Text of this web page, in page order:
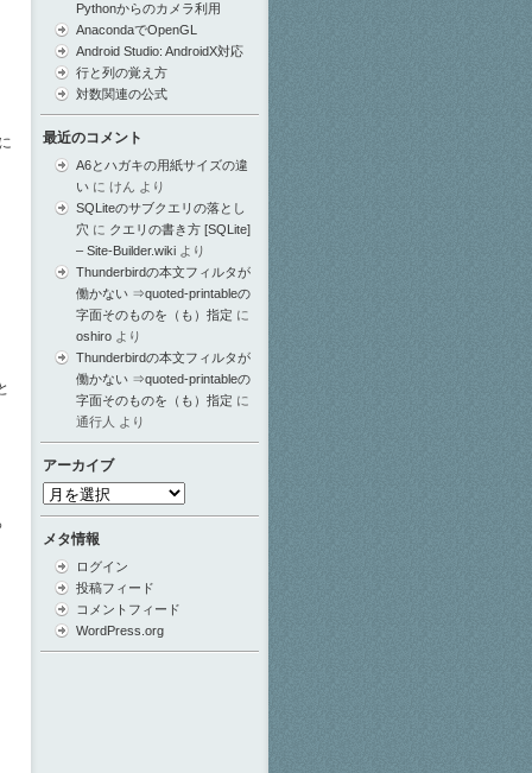
Pythonからのカメラ利用
AnacondaでOpenGL
Android Studio: AndroidX対応
行と列の覚え方
対数関連の公式
最近のコメント
A6とハガキの用紙サイズの違
い に けん より
SQLiteのサブクエリの落とし
穴 に クエリの書き方 [SQLite]
– Site-Builder.wiki より
Thunderbirdの本文フィルタが
働かない ⇒quoted-printableの
字面そのものを（も）指定 に
oshiro より
Thunderbirdの本文フィルタが
働かない ⇒quoted-printableの
字面そのものを（も）指定 に
通行人
より
アーカイブ
ア
ー
カ
メタ情報
ログイン
投稿フィード
コメントフィード
WordPress.org